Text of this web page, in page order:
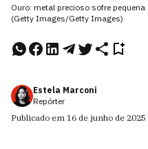
Ouro: metal precioso sofre
(Getty Images/Getty Images)
Estela Marconi
Repórter
Publicado em 16 de junho de 2025